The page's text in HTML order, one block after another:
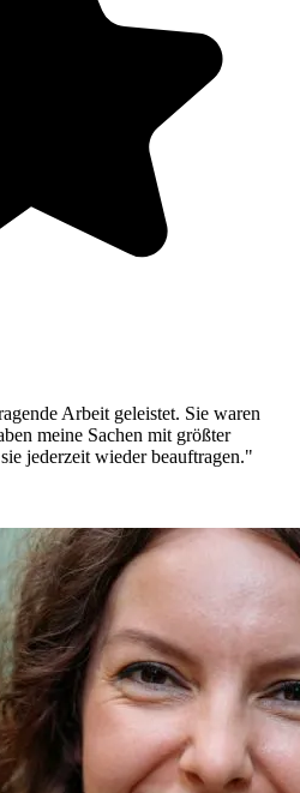
Arbeit geleistet. Sie waren
meine Sachen mit größter
jederzeit wieder beauftragen."